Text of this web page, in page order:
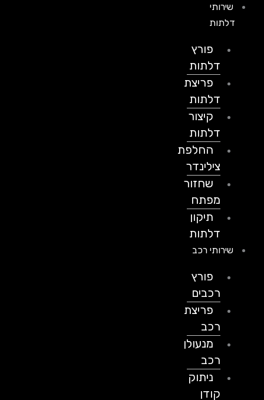
שירותי
דלתות
פורץ
דלתות
פריצת
דלתות
קיצור
דלתות
החלפת
צילינדר
שחזור
מפתח
תיקון
דלתות
שירותי רכב
פורץ
רכבים
פריצת
מנעולן
ניתוק